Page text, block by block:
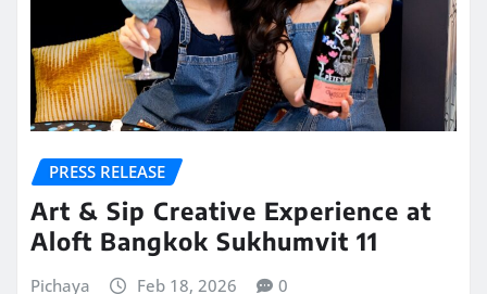
PRESS RELEASE
​​Art & Sip Creative Experience at
Aloft Bangkok Sukhumvit 11
Pichaya Feb 18, 2026 0